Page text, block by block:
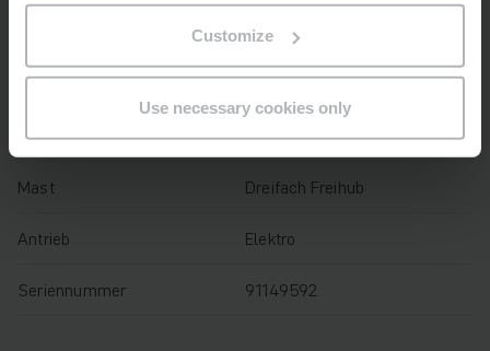
Customize
Use necessary cookies only
566 h
Bauhöhe 3840 mm
Gabellänge 1150 mm
Mast Dreifach Freihub
Antrieb Elektro
Seriennummer 91149592